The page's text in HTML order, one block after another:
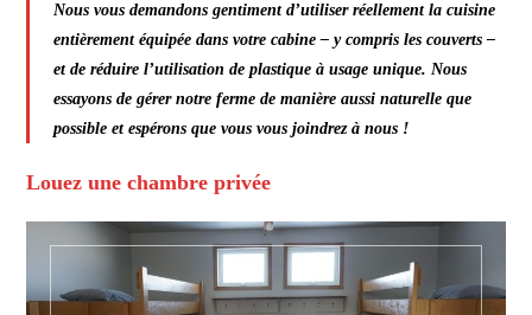
Nous vous demandons gentiment d’utiliser réellement la cuisine
entièrement équipée dans votre cabine – y compris les couverts –
et de réduire l’utilisation de plastique à usage unique. Nous
essayons de gérer notre ferme de manière aussi naturelle que
possible et espérons que vous vous joindrez à nous !
Louez une chambre privée